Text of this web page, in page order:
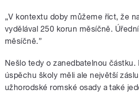
„V kontextu doby můžeme říct, že
vydělával 250 korun měsíčně.
měsíčně.”
Nešlo tedy o zanedbatelnou částku.
úspěchu školy měli ale největší
užhorodské romské osady a také